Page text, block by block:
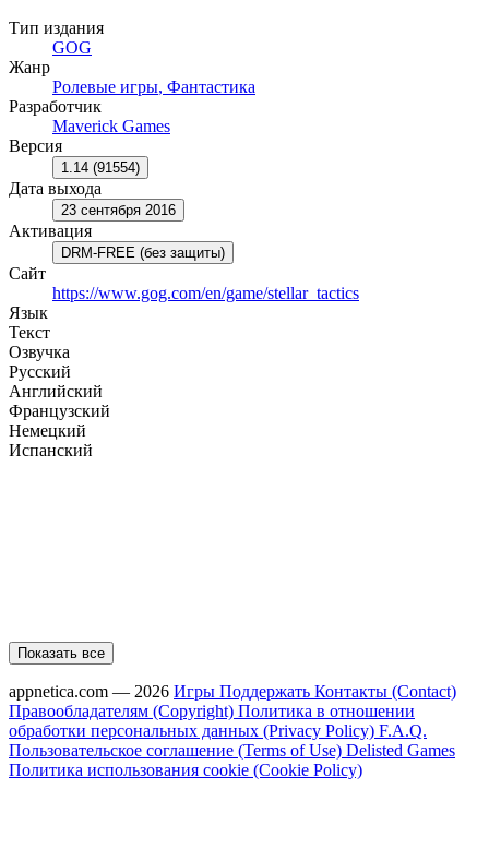
Тип издания
GOG
Жанр
Ролевые игры, Фантастика
Разработчик
Maverick Games
Версия
1.14 (91554)
Дата выхода
23 сентября 2016
Активация
DRM-FREE (без защиты)
Сайт
https://www.gog.com/en/game/stellar_tactics
Язык
Текст
Озвучка
Русский
Английский
Французский
Немецкий
Испанский
Показать все
appnetica.com — 2026 Игры Поддержать Контакты (Contact)
Правообладателям (Copyright) Политика в отношении
обработки персональных данных (Privacy Policy) F.A.Q.
Пользовательское соглашение (Terms of Use) Delisted Games
Политика использования cookie (Cookie Policy)